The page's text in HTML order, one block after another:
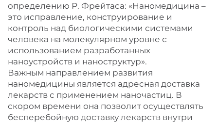
определению Р. Фрейтаса: «Наномедицина –
это исправление, конструирование и
контроль над биологическими системами
человека на молекулярном уровне с
использованием разработанных
наноустройств и наноструктур».
Важным направлением развития
наномедицины является адресная доставка
лекарств с применением наночастиц. В
скором времени она позволит осуществлять
бесперебойную доставку лекарств внутри